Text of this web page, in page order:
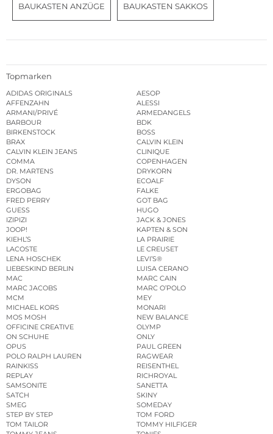
BAUKASTEN ANZÜGE BAUKASTEN SAKKOS
Topmarken
ADIDAS ORIGINALS
AESOP
AFFENZAHN
ALESSI
ARMANI/PRIVÉ
ARMEDANGELS
BARBOUR
BDK
BIRKENSTOCK
BOSS
BRAX
CALVIN KLEIN
CALVIN KLEIN JEANS
CLINIQUE
COMMA
COPENHAGEN
DR. MARTENS
DRYKORN
DYSON
ECOALF
ERGOBAG
FALKE
FRED PERRY
GOT BAG
GUESS
HUGO
IZIPIZI
JACK & JONES
JOOP!
KAPTEN & SON
KIEHL’S
LA PRAIRIE
LACOSTE
LE CREUSET
LENA HOSCHEK
LEVI’S®
LIEBESKIND BERLIN
LUISA CERANO
MAC
MARC CAIN
MARC JACOBS
MARC O’POLO
MCM
MEY
MICHAEL KORS
MONARI
MOS MOSH
NEW BALANCE
OFFICINE CREATIVE
OLYMP
ON SCHUHE
ONLY
OPUS
PAUL GREEN
POLO RALPH LAUREN
RAGWEAR
RAINKISS
REISENTHEL
REPLAY
RICHROYAL
SAMSONITE
SANETTA
SATCH
SKINY
SMEG
SOMEDAY
STEP BY STEP
TOM FORD
TOM TAILOR
TOMMY HILFIGER